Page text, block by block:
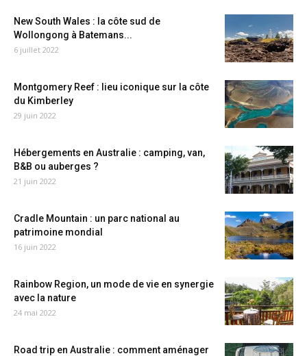
New South Wales : la côte sud de
Wollongong à Batemans...
6 juillet 2022
Montgomery Reef : lieu iconique sur la côte
du Kimberley
29 juin 2022
Hébergements en Australie : camping, van,
B&B ou auberges ?
21 juin 2022
Cradle Mountain : un parc national au
patrimoine mondial
16 juin 2022
Rainbow Region, un mode de vie en synergie
avec la nature
24 mai 2022
Road trip en Australie : comment aménager